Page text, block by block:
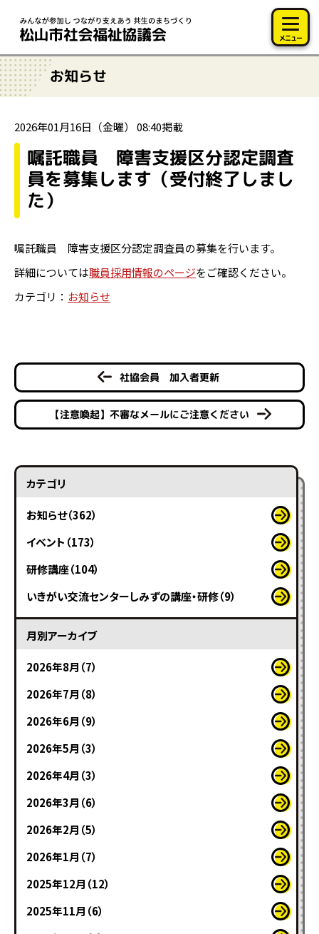
メニュー
お知らせ
2026年01月16日（金曜） 08:40掲載
嘱託職員 障害支援区分認定調査
員を募集します（受付終了しまし
た）
嘱託職員 障害支援区分認定調査員の募集を行います。
詳細については職員採用情報のページをご確認ください。
カテゴリ： お知らせ
社協会員 加入者更新
【注意喚起】不審なメールにご注意ください
カテゴリ
お知らせ（362）
イベント（173）
研修講座（104）
いきがい交流センターしみずの講座・研修（9）
月別アーカイブ
2026年8月（7）
2026年7月（8）
2026年6月（9）
2026年5月（3）
2026年4月（3）
2026年3月（6）
2026年2月（5）
2026年1月（7）
2025年12月（12）
2025年11月（6）